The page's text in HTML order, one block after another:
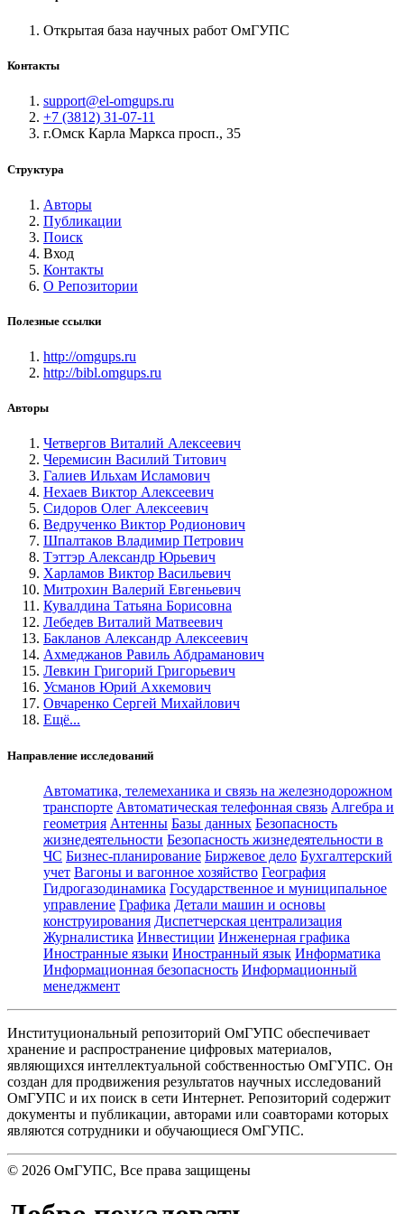
Открытая база научных работ ОмГУПС
Контакты
support@el-omgups.ru
+7 (3812) 31-07-11
г.Омск Карла Маркса просп., 35
Структура
Авторы
Публикации
Поиск
Вход
Контакты
О Репозитории
Полезные ссылки
http://omgups.ru
http://bibl.omgups.ru
Авторы
Четвергов Виталий Алексеевич
Черемисин Василий Титович
Галиев Ильхам Исламович
Нехаев Виктор Алексеевич
Сидоров Олег Алексеевич
Ведрученко Виктор Родионович
Шпалтаков Владимир Петрович
Тэттэр Александр Юрьевич
Харламов Виктор Васильевич
Митрохин Валерий Евгеньевич
Кувалдина Татьяна Борисовна
Лебедев Виталий Матвеевич
Бакланов Александр Алексеевич
Ахмеджанов Равиль Абдраманович
Левкин Григорий Григорьевич
Усманов Юрий Ахкемович
Овчаренко Сергей Михайлович
Ещё...
Направление исследований
Автоматика, телемеханика и связь на железнодорожном
транспорте Автоматическая телефонная связь Алгебра и
геометрия Антенны Базы данных Безопасность
жизнедеятельности Безопасность жизнедеятельности в
ЧС Бизнес-планирование Биржевое дело Бухгалтерский
учет Вагоны и вагонное хозяйство География
Гидрогазодинамика Государственное и муниципальное
управление Графика Детали машин и основы
конструирования Диспетчерская централизация
Журналистика Инвестиции Инженерная графика
Иностранные языки Иностранный язык Информатика
Информационная безопасность Информационный
менеджмент
Институциональный репозиторий ОмГУПС обеспечивает
хранение и распространение цифровых материалов,
являющихся интеллектуальной собственностью ОмГУПС. Он
создан для продвижения результатов научных исследований
ОмГУПС и их поиск в сети Интернет. Репозиторий содержит
документы и публикации, авторами или соавторами которых
являются сотрудники и обучающиеся ОмГУПС.
© 2026 ОмГУПС, Все права защищены